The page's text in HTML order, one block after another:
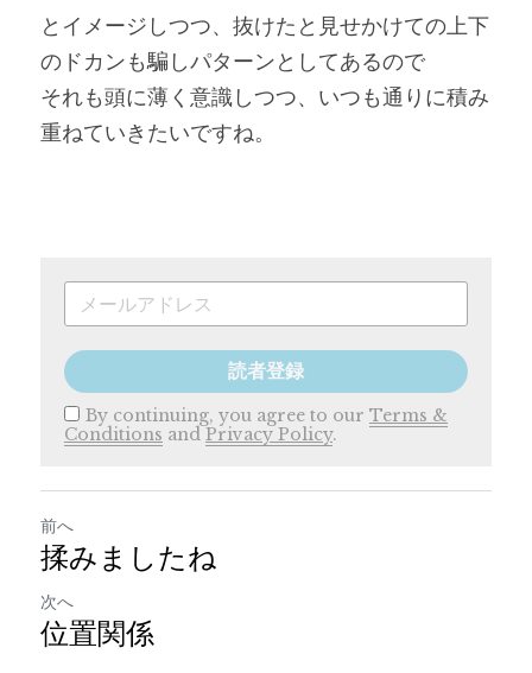
とイメージしつつ、抜けたと見せかけての上下
のドカンも騙しパターンとしてあるので
それも頭に薄く意識しつつ、いつも通りに積み
重ねていきたいですね。
読者登録
By continuing, you agree to our Terms &
Conditions and Privacy Policy.
前へ
揉みましたね
次へ
位置関係